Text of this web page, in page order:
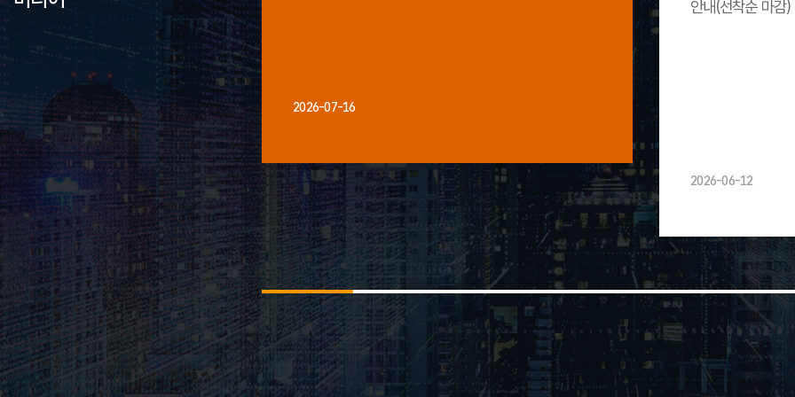
2026-07-16
안내(선착순 마감)
2026-06-12